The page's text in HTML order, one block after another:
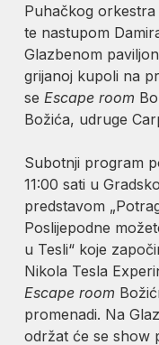
Puhačkog
te nastupom
Glazbenom
grijanoj kupoli na
se Escape room
Božića, udruge
Subotnji program
11:00 sati u
predstavom
Poslijepodne
u Tesli“ koje
Nikola Tesla
Escape room
promenadi. Na
održat će se show